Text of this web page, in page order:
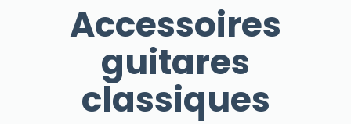
Accessoires
guitares
classiques